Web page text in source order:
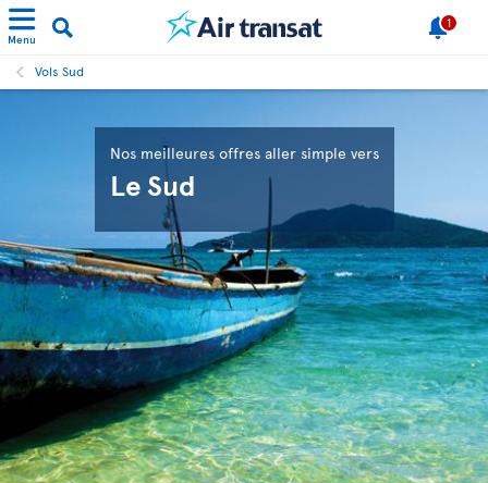
Menu
1
Vols Sud
Nos meilleures offres aller simple vers
Le Sud